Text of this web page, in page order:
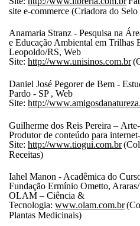
site e-commerce (Criadora do Selo
Anamaria Stranz - Pesquisa na
e Educação Ambiental em Trilhas
Leopoldo/RS, Web
Site: http://www.unisinos.com.br
Daniel José Pegorer de Bem -
Pardo - SP , Web
Site: http://
Guilherme dos Reis Pereira –
Produtor de conteúdo para
Site: http://www.tiogui.com.br
Receitas)
Iahel Manon - Acadêmica do
Fundação Ermínio Ometto,
OLAM – Ciência &
Tecnologia: www.olam.com.br
Plantas Medicinais)